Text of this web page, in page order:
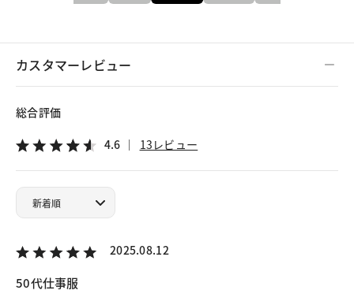
カスタマーレビュー
総合評価
4.6 13レビュー
2025.08.12
50代仕事服